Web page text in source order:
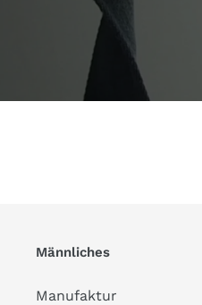
Männliches
Manufaktur